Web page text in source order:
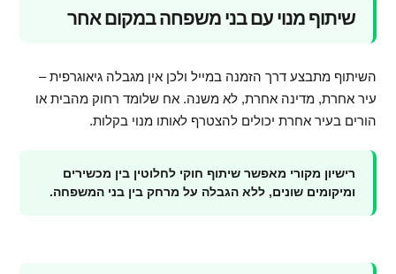
שיתוף מנוי עם בני משפחה במקום אחר
השיתוף מתבצע דרך הזמנה במייל ולכן אין מגבלה גיאוגרפית –
עיר אחרת, מדינה אחרת, לא משנה. אח שלומד רחוק מהבית או
הורים בעיר אחרת יכולים להצטרף לאותו מנוי בקלות.
רישיון מקורי מאפשר שיתוף חוקי לחלוטין בין מכשירים
ומיקומים שונים, ללא הגבלה על מרחק בין בני המשפחה.